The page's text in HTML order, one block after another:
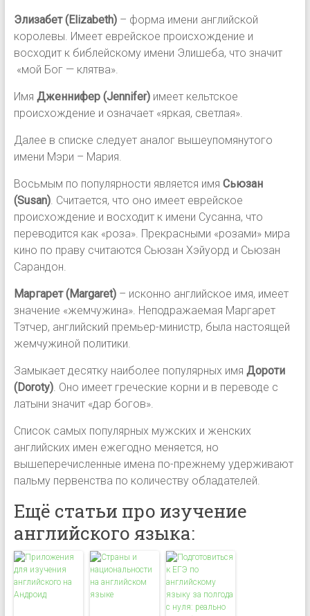
Элизабет (Elizabeth)– форма имени английской
королевы. Имеет еврейское происхождение и
восходит к библейскому имени Элишеба, что значит
«мой Бог — клятва».
Имя Дженнифер (Jennifer)имеет кельтское
происхождение и означает «яркая, светлая».
Далее в списке следует аналог вышеупомянутого
имени Мэри – Мария.
Восьмым по популярности является имя Сьюзан
(Susan). Считается, что оно имеет еврейское
происхождение и восходит к имени Сусанна, что
переводится как «роза». Прекрасными «розами» мира
кино по праву считаются Сьюзан Хэйуорд и Сьюзан
Сарандон.
Маргарет (Margaret)– исконно английское имя, имеет
значение «жемчужина». Неподражаемая Маргарет
Тэтчер, английский премьер-министр, была настоящей
жемчужиной политики.
Замыкает десятку наиболее популярных имя Дороти
(Doroty). Оно имеет греческие корни и в переводе с
латыни значит «дар богов».
Список самых популярных мужских и женских
английских имен ежегодно меняется, но
вышеперечисленные имена по-прежнему удерживают
пальму первенства по количеству обладателей.
Ещё статьи про изучение
английского языка: